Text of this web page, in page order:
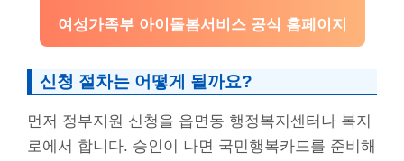
여성가족부 아이돌봄서비스 공식 홈페이지
신청 절차는 어떻게 될까요?
먼저 정부지원 신청을 읍면동 행정복지센터나 복지
로에서 합니다. 승인이 나면 국민행복카드를 준비해